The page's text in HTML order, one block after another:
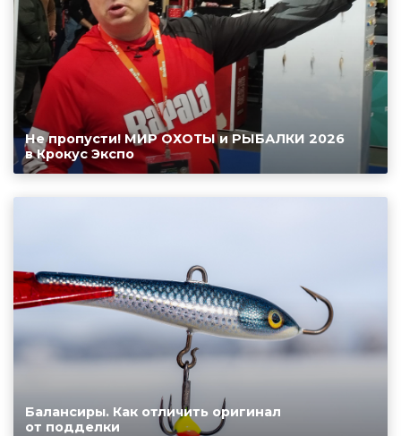
Не пропусти! МИР ОХОТЫ и РЫБАЛКИ 2026
в Крокус Экспо
Балансиры. Как отличить оригинал
от подделки